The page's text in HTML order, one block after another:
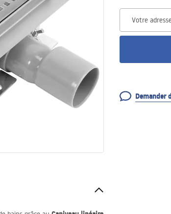
Votre
Demander